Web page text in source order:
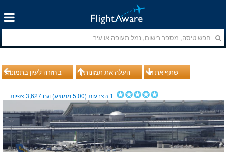
בחזרה לעיון בתמונות העלה את תמונותיך שתף את זה
1 הצבעות (5.00ממוצע) וגם 3,627צפיות